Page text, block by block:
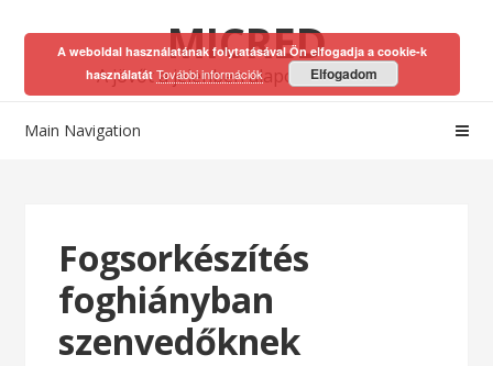
to
navigation
to
content
MICRED
A jövőt a jelenben alapozhatod meg!
Main Navigation
Fogsorkészítés
foghiányban
szenvedőknek
A weboldal használatának folytatásával Ön elfogadja a cookie-k
használatátTovábbi információk Elfogadom